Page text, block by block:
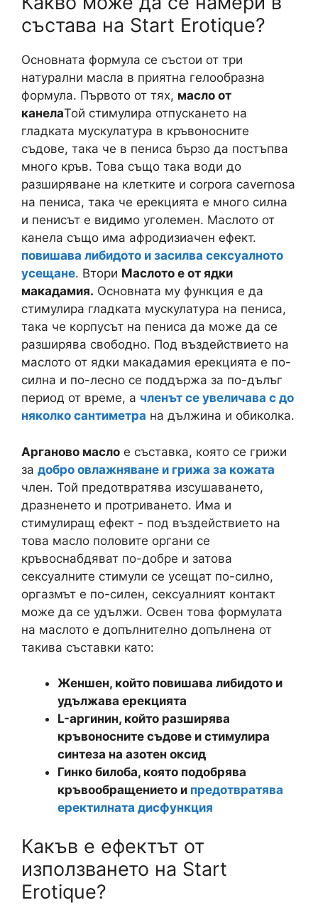
състава на Start Erotique?
Основната формула се състои от три
натурални масла в приятна гелообразна
формула. Първото от тях, масло от
канелаТой стимулира отпускането на
гладката мускулатура в кръвоносните
съдове, така че в пениса бързо да постъпва
много кръв. Това също така води до
разширяване на клетките и corpora cavernosa
на пениса, така че ерекцията е много силна
и пенисът е видимо уголемен. Маслото от
канела също има афродизиачен ефект.
повишава либидото и засилва сексуалното
усещане. Втори Маслото е от ядки
макадамия. Основната му функция е да
стимулира гладката мускулатура на пениса,
така че корпусът на пениса да може да се
разширява свободно. Под въздействието на
маслото от ядки макадамия ерекцията е по-
силна и по-лесно се поддържа за по-дълъг
период от време, а членът се увеличава с до
няколко сантиметра на дължина и обиколка.
Арганово масло е съставка, която се грижи
за добро овлажняване и грижа за кожата
член. Той предотвратява изсушаването,
дразненето и протриването. Има и
стимулиращ ефект - под въздействието на
това масло половите органи се
кръвоснабдяват по-добре и затова
сексуалните стимули се усещат по-силно,
оргазмът е по-силен, сексуалният контакт
може да се удължи. Освен това формулата
на маслото е допълнително допълнена от
такива съставки като:
Женшен, който повишава либидото и
удължава ерекцията
L-аргинин, който разширява
кръвоносните съдове и стимулира
синтеза на азотен оксид
Гинко билоба, която подобрява
кръвообращението и предотвратява
еректилната дисфункция
Какъв е ефектът от
използването на Start
Erotique?